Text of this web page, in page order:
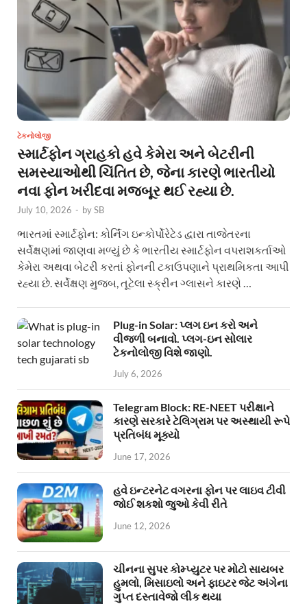
ટેકનોલોજી
સ્માર્ટફોન ગ્રાહકો હવે કેમેરા અને બેટરીની
સમસ્યાઓથી ચિંતિત છે, જેના કારણે ભારતીયો
નવા ફોન ખરીદવા મજબૂર થઈ રહ્યા છે.
July 10, 2026 - bySB
ભારતમાં સ્માર્ટફોન: કોર્નિંગ ઇન્કોર્પોરેટેડ દ્વારા તાજેતરના
સર્વેક્ષણમાં જાણવા મળ્યું છે કે ભારતીય સ્માર્ટફોન વપરાશકર્તાઓ
કેમેરા અથવા બેટરી કરતાં ફોનની ટકાઉપણાને પ્રાથમિકતા આપી
રહ્યા છે. સર્વેક્ષણ મુજબ, તૂટેલા સ્ક્રીન ગ્લાસને કારણે …
Plug-in Solar: પ્લગ ઇન કરો અને
વીજળી બનાવો. પ્લગ-ઇન સોલાર
ટેકનોલોજી વિશે જાણો.
July 6, 2026
Telegram Block: RE-NEET પરીક્ષાને
કારણે સરકારે ટેલિગ્રામ પર અસ્થાયી રૂપે
પ્રતિબંધ મૂક્યો
June 17, 2026
હવે ઇન્ટરનેટ વગરના ફોન પર લાઇવ ટીવી
જોઈ શકશો જુઓ કેવી રીતે
June 12, 2026
ચીનના સુપર કોમ્પ્યુટર પર મોટો સાયબર
હુમલો, મિસાઇલો અને ફાઇટર જેટ અંગેના
ગુપ્ત દસ્તાવેજો લીક થયા